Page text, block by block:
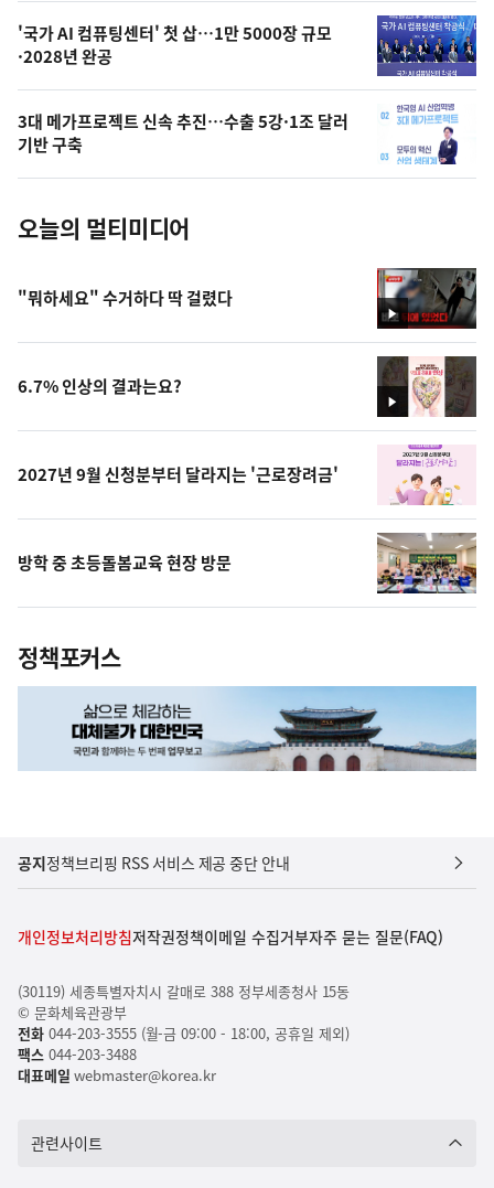
오
의
사
진
'국가 AI 컴퓨팅센터' 첫 삽…1만 5000장 규모
·2028년 완공
3대 메가프로젝트 신속 추진…수출 5강·1조 달러
기반 구축
오늘의 멀티미디어
영
상
"뭐하세요" 수거하다 딱 걸렸다
영
상
6.7% 인상의 결과는요?
2027년 9월 신청분부터 달라지는 '근로장려금'
방학 중 초등돌봄교육 현장 방문
정책포커스
공지정책브리핑 RSS 서비스 제공 중단 안내
개인정보처리방침저작권정책이메일 수집거부자주 묻는 질문(FAQ)
(30119) 세종특별자치시 갈매로 388 정부세종청사 15동
© 문화체육관광부
전화044-203-3555 (월-금 09:00 - 18:00, 공휴일 제외)
팩스044-203-3488
대표메일 webmaster@korea.kr
관련사이트